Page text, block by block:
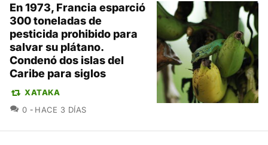
En 1973, Francia esparció
300 toneladas de
pesticida prohibido para
salvar su plátano.
Condenó dos islas del
Caribe para siglos
XATAKA
0 COMENTARIOS
HACE 3 DÍAS